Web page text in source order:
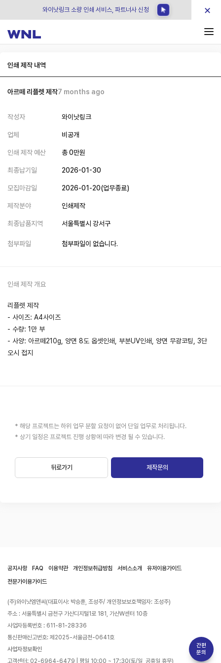
와이낫링크 소량 인쇄 서비스, 파트너사 신청 ×
간편
문의
인쇄 제작 내역
아르떼 리플렛 제작7 months ago
작성자 와이낫링크
업체 비공개
인쇄 제작 예산 총0만원
최종납기일 2026-01-30
모집마감일 2026-01-20(업무종료)
제작분야 인쇄제작
최종납품지역 서울특별시 강서구
첨부파일 첨부파일이 없습니다.
인쇄 제작 개요
리플렛 제작
- 사이즈: A4사이즈
- 수량: 1만 부
- 사양: 아르떼210g, 양면 8도 옵셋인쇄, 부분UV인쇄, 양면 무광코팅, 3단
오시 접지
* 해당 프로젝트는 하위 업무 분할 요청이 없어 단일 업무로 처리됩니다.
* 상기 일정은 프로젝트 진행 상황에 따라 변경 될 수 있습니다.
뒤로가기 제작문의
공지사항 FAQ 이용약관 개인정보취급방침 서비스소개
유저이용가이드
전문가이용가이드
(주)와이낫엠앤씨(대표이사: 박승훈, 조성주/ 개인정보보호책임자: 조성주)
주소 : 서울특별시 금천구 가산디지털1로 181, 가산W센터 10층
사업자등록번호 : 611-81-28336
통신판매신고번호: 제2025-서울금천-0641호
사업자정보확인
고객센터: 02-6964-6479 | 평일 10:00 ~ 17:30(토/일, 공휴일 휴무)